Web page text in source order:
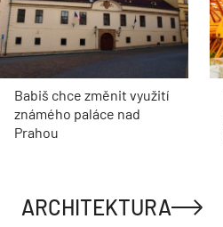
Babiš chce změnit využití
známého paláce nad
Prahou
ARCHITEKTURA